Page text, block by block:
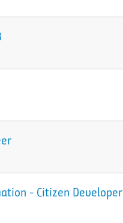
- Citizen Developer